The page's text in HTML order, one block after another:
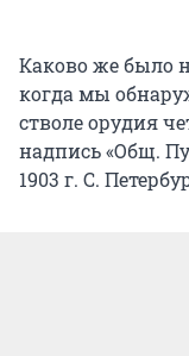
Каково же было
когда мы
стволе орудия
надпись «Общ.
1903 г. С.